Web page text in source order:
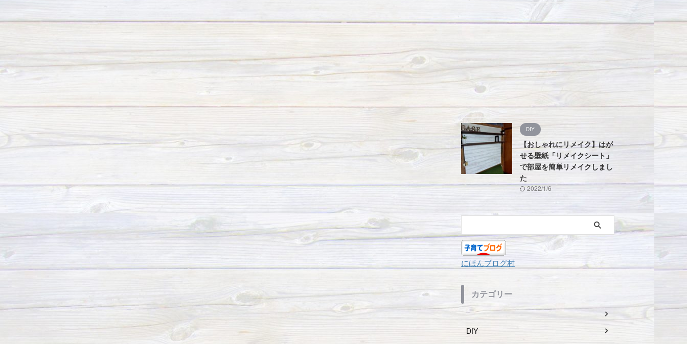
DIY
【おしゃれにリメイク】はが
せる壁紙「リメイクシート」
で部屋を簡単リメイクしまし
た
2022/1/6
にほんブログ村
カテゴリー
DIY